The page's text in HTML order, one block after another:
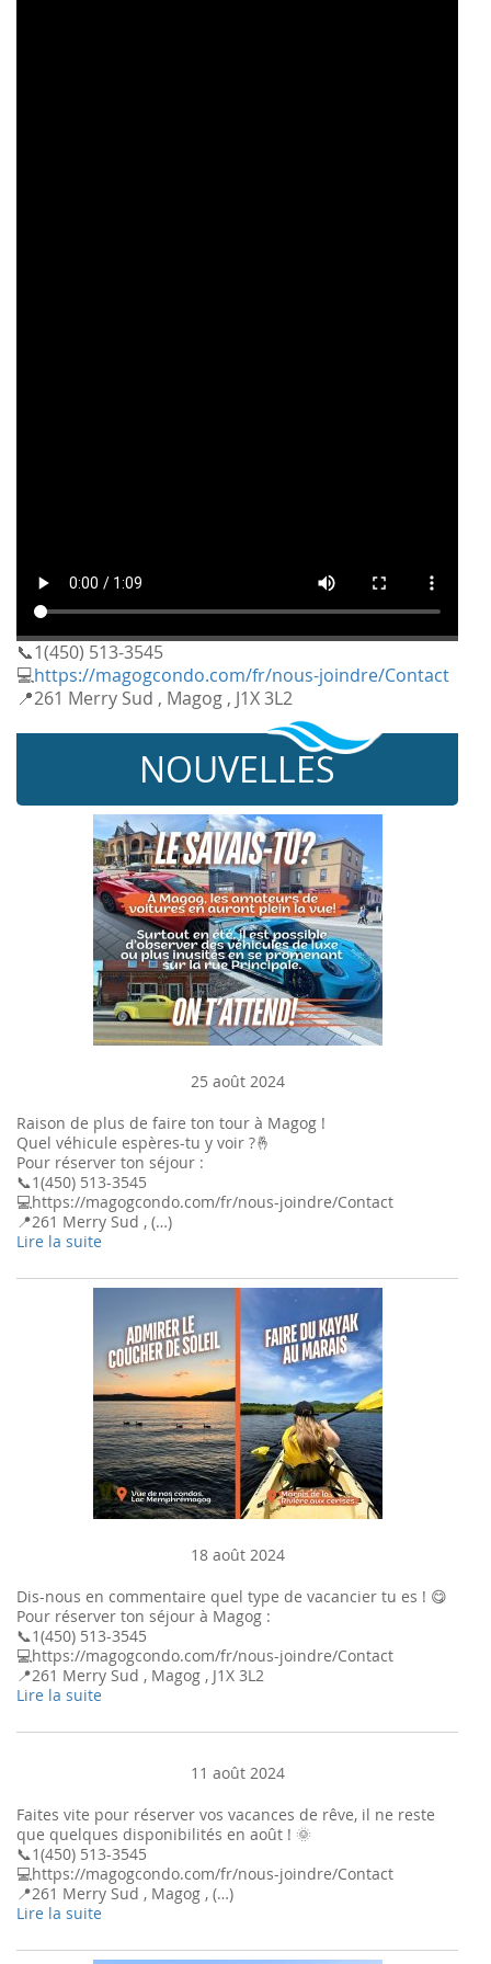
📞1(450) 513-3545
💻https://magogcondo.com/fr/nous-joindre/Contact
📍261 Merry Sud , Magog , J1X 3L2
NOUVELLES
25 août 2024
Raison de plus de faire ton tour à Magog !
Quel véhicule espères-tu y voir ?🤞
Pour réserver ton séjour :
📞1(450) 513-3545
💻https://magogcondo.com/fr/nous-joindre/Contact
📍261 Merry Sud , (…)
Lire la suite
18 août 2024
Dis-nous en commentaire quel type de vacancier tu es ! 😋
Pour réserver ton séjour à Magog :
📞1(450) 513-3545
💻https://magogcondo.com/fr/nous-joindre/Contact
📍261 Merry Sud , Magog , J1X 3L2
Lire la suite
11 août 2024
Faites vite pour réserver vos vacances de rêve, il ne reste
que quelques disponibilités en août ! 🌞
📞1(450) 513-3545
💻https://magogcondo.com/fr/nous-joindre/Contact
📍261 Merry Sud , Magog , (…)
Lire la suite